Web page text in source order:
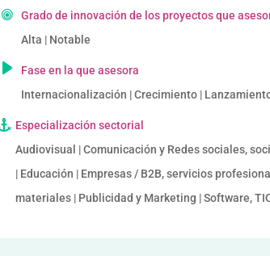
Grado de innovación de los proyectos que
Alta | Notable
Fase en la que asesora
Internacionalización | Crecimiento |
Especialización sectorial
Audiovisual | Comunicación y Redes sociales,
| Educación | Empresas / B2B, servicios
materiales | Publicidad y Marketing | Software,